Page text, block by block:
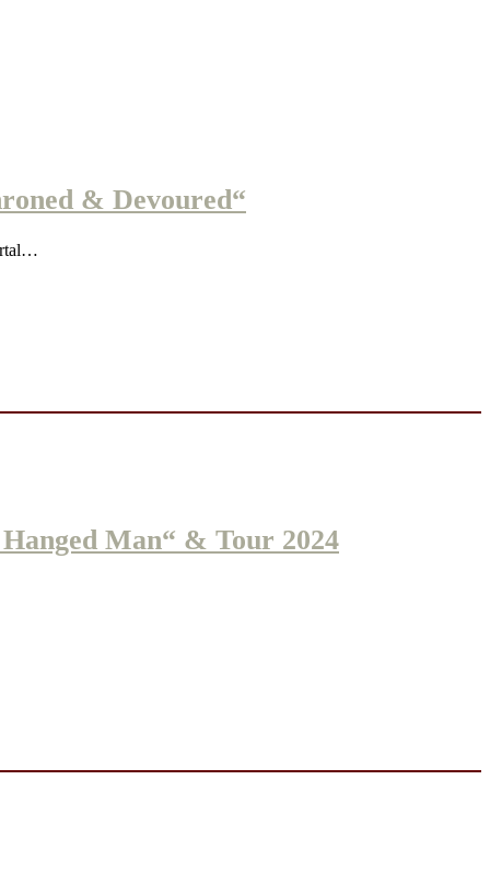
& Devoured“
Man“ & Tour 2024